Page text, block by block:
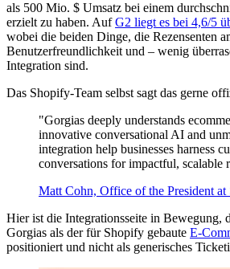
als 500 Mio. $ Umsatz bei einem
erzielt zu haben. AufG2 liegt es bei 4,6/5
wobei die beiden Dinge, die Rezensenten
Benutzerfreundlichkeit und – wenig
Integration sind.
Das Shopify-Team selbst sagt das gerne
"Gorgias deeply understands
innovative conversational AI and
integration help businesses harness
conversations for impactful, scalable
Matt Cohn, Office of the President
Hier ist die Integrationsseite in Bewegung,
Gorgias als der für Shopify gebaute E-
positioniert und nicht als generisches